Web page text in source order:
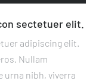
sectetuer elit.
adipiscing elit.
Nullam
urna nibh, viverra